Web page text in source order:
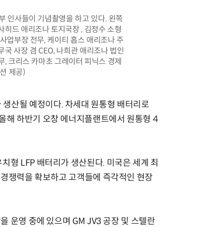
인사들이 기념촬영을 하고 있다. 왼쪽
히드 애리조나 토지국장 , 김정수 소형
업부장 전무, 케이티 홉스 애리조나 주
사장 겸 CEO, 나희관 애리조나 법인
크리스 카마초 그레이터 피닉스 경제
제공)
산될 예정이다. 차세대 원통형 배터리로
해 하반기 오창 에너지플랜트에서 원통형 4
형 LFP 배터리가 생산된다. 미국은 세계 최
쟁력을 확보하고 고객들에 즉각적인 현장
운영 중에 있으며 GM JV3 공장 및 스텔란